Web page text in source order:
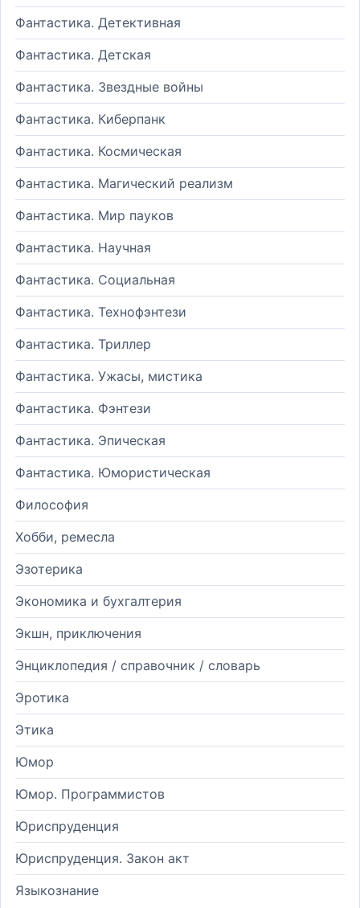
Фантастика. Детективная
Фантастика. Детская
Фантастика. Звездные войны
Фантастика. Киберпанк
Фантастика. Космическая
Фантастика. Магический реализм
Фантастика. Мир пауков
Фантастика. Научная
Фантастика. Социальная
Фантастика. Технофэнтези
Фантастика. Триллер
Фантастика. Ужасы, мистика
Фантастика. Фэнтези
Фантастика. Эпическая
Фантастика. Юмористическая
Философия
Хобби, ремесла
Эзотерика
Экономика и бухгалтерия
Экшн, приключения
Энциклопедия / справочник / словарь
Эротика
Этика
Юмор
Юмор. Программистов
Юриспруденция
Юриспруденция. Закон акт
Языкознание